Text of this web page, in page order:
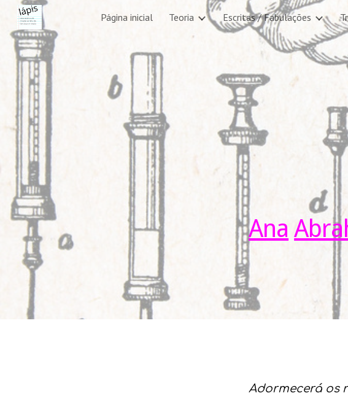
Skip to main
Página inicial Teoria Escritas / Fabulações
Ana
Adormecerá os restos